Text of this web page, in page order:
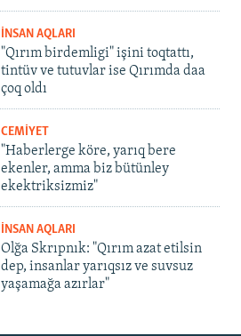
İNSAN AQLARI
"Qırım birdemligi" işini toqtattı,
tintüv ve tutuvlar ise Qırımda daa
çoq oldı
CEMİYET
"Haberlerge köre, yarıq bere
ekenler, amma biz bütünley
ekektriksizmiz"
İNSAN AQLARI
Olğa Skrıpnık: "Qırım azat etilsin
dep, insanlar yarıqsız ve suvsuz
yaşamağa azırlar"